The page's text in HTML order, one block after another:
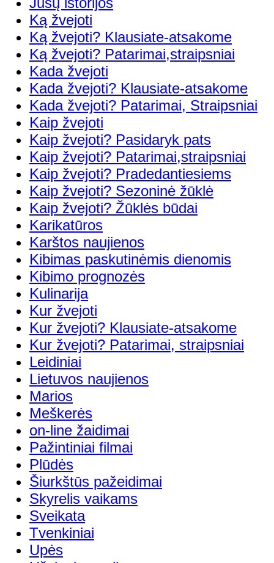
Ką žvejoti
Ką žvejoti? Klausiate-atsakome
Ką žvejoti? Patarimai,straipsniai
Kada žvejoti
Kada žvejoti? Klausiate-atsakome
Kada žvejoti? Patarimai, Straipsniai
Kaip žvejoti
Kaip žvejoti? Pasidaryk pats
Kaip žvejoti? Patarimai,straipsniai
Kaip žvejoti? Pradedantiesiems
Kaip žvejoti? Sezoninė žūklė
Kaip žvejoti? Žūklės būdai
Karikatūros
Karštos naujienos
Kibimas paskutinėmis dienomis
Kibimo prognozės
Kulinarija
Kur žvejoti
Kur žvejoti? Klausiate-atsakome
Kur žvejoti? Patarimai, straipsniai
Leidiniai
Lietuvos naujienos
Marios
Meškerės
on-line žaidimai
Pažintiniai filmai
Plūdės
Šiurkštūs pažeidimai
Skyrelis vaikams
Sveikata
Tvenkiniai
Upės